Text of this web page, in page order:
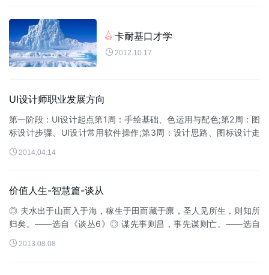
 卡耐基口才学
 2012.10.17
UI设计师职业发展方向
第一阶段：UI设计起点第1周：手绘基础、色运用与配色;第2周：图
标设计步骤、UI设计常用软件操作;第3周：设计思路、图标设计走
向、开拓创意思维;第4周：手机UI各平台设计规范、界面与图标融
合。第二阶段...
 2014.04.14
价值人生-智慧篇-谈从
◎ 夫水出于山而入于海，稼生于田而藏于廪，圣人见所生，则知所
归矣。——选自《谈丛6》◎ 谋先事则昌，事先谋则亡。——选自
《谈丛22》◎ 不修其身，求之于...
 2013.08.08